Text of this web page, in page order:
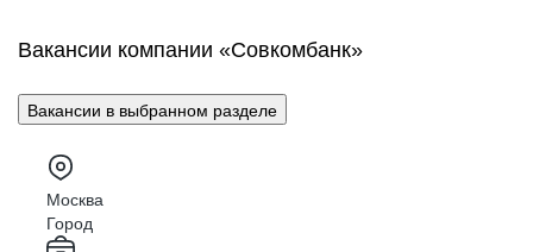
Вакансии компании «Совкомбанк»
Вакансии в выбранном разделе
Москва
Город